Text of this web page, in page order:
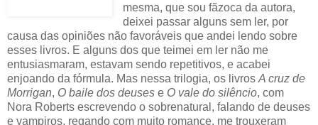
mesma, que sou fãzoca da autora,
deixei passar alguns sem ler, por
causa das opiniões não favoráveis que andei lendo sobre
esses livros. E alguns dos que teimei em ler não me
entusiasmaram, estavam sendo repetitivos, e acabei
enjoando da fórmula. Mas nessa trilogia, os livros A cruz de
Morrigan, O baile dos deuses e O vale do silêncio, com
Nora Roberts escrevendo o sobrenatural, falando de deuses
e vampiros, regando com muito romance, me trouxeram